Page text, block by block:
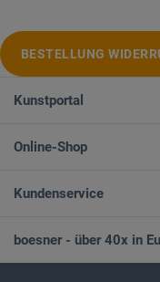
BESTELLUNG
Kunstportal
Online-Shop
Kundenservice
boesner - über 40x in